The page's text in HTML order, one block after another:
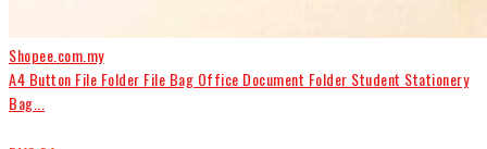
Shopee.com.my
A4 Button File Folder File Bag Office Document Folder Student Stationery
Bag...